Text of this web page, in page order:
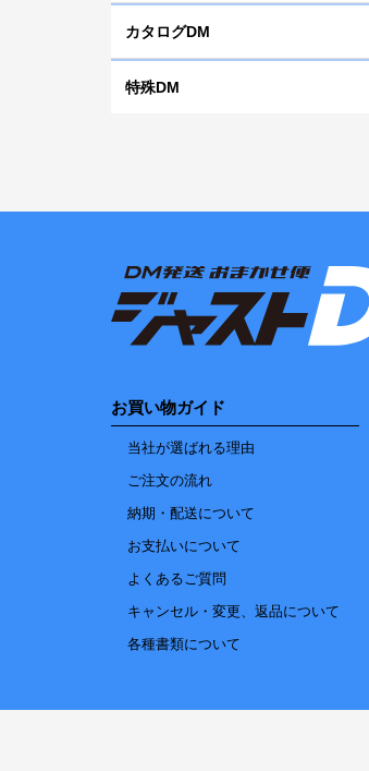
カタログDM
特殊DM
お買い物ガイド
当社が選ばれる理由
ご注文の流れ
納期・配送について
お支払いについて
よくあるご質問
キャンセル・変更、返品について
各種書類について